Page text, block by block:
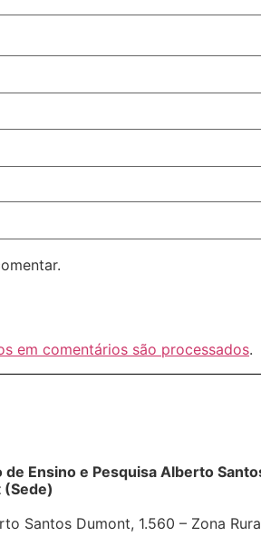
em comentários são processados.
de Ensino e Pesquisa Alberto
(Sede)
Santos Dumont, 1.560 – Zona